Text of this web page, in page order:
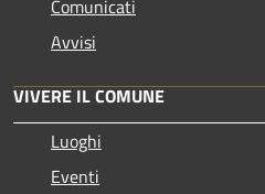
Comunicati
Avvisi
VIVERE IL COMUNE
Luoghi
Eventi